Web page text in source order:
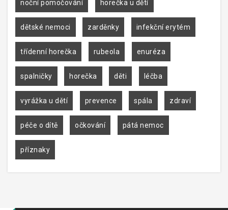
noční pomočování horečka u dětí
dětské nemoci zarděnky infekční erytém
třídenní horečka rubeola enuréza
spalničky horečka děti léčba
vyrážka u dětí prevence spála zdraví
péče o dítě očkování pátá nemoc
příznaky